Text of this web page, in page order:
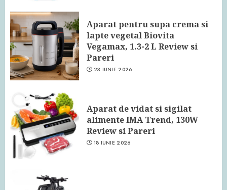
Aparat pentru supa crema si
lapte vegetal Biovita
Vegamax, 1.3-2 L Review si
Pareri
23 IUNIE 2026
Aparat de vidat si sigilat
alimente IMA Trend, 130W
Review si Pareri
18 IUNIE 2026